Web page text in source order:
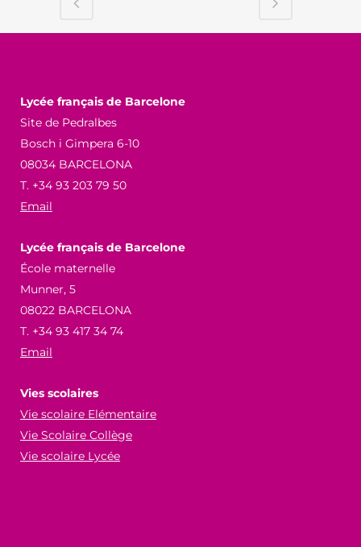
Lycée français de Barcelone
Site de Pedralbes
Bosch i Gimpera 6-10
08034 BARCELONA
T. +34 93 203 79 50
Email
Lycée français de Barcelone
École maternelle
Munner, 5
08022 BARCELONA
T. +34 93 417 34 74
Email
Vies scolaires
Vie scolaire Elémentaire
Vie Scolaire Collège
Vie scolaire Lycée